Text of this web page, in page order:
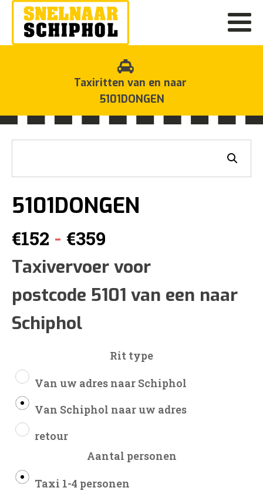
Taxiritten van en naar
5101DONGEN
5101DONGEN
€152 - €359
€152
tot
Taxivervoer voor
postcode 5101 van een naar
Schiphol
Rit type
Van uw adres naar Schiphol
Van Schiphol naar uw adres
retour
Aantal personen
Taxi 1-4 personen